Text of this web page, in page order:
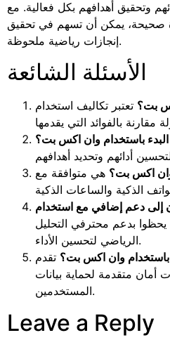
وتحقيق أهدافهم بكل فعالية. مع
صحيحة، يمكن أن تسهم في تحقيق
إنجازات رياضية ملحوظة.
الأسئلة الشائعة
بت؟ تعتبر تكاليف استخدام
البدء باستخدام وان اكس بت؟
وان اكس بت؟ هي متوافقة مع
إلى دعم إضافي مع استخدام
بدعم محترفي التحليل
الرياضي لتحسين الأداء.
باستخدام وان اكس بت؟ تقدم
متقدمة لحماية بيانات
المستخدمين.
Leave a Reply